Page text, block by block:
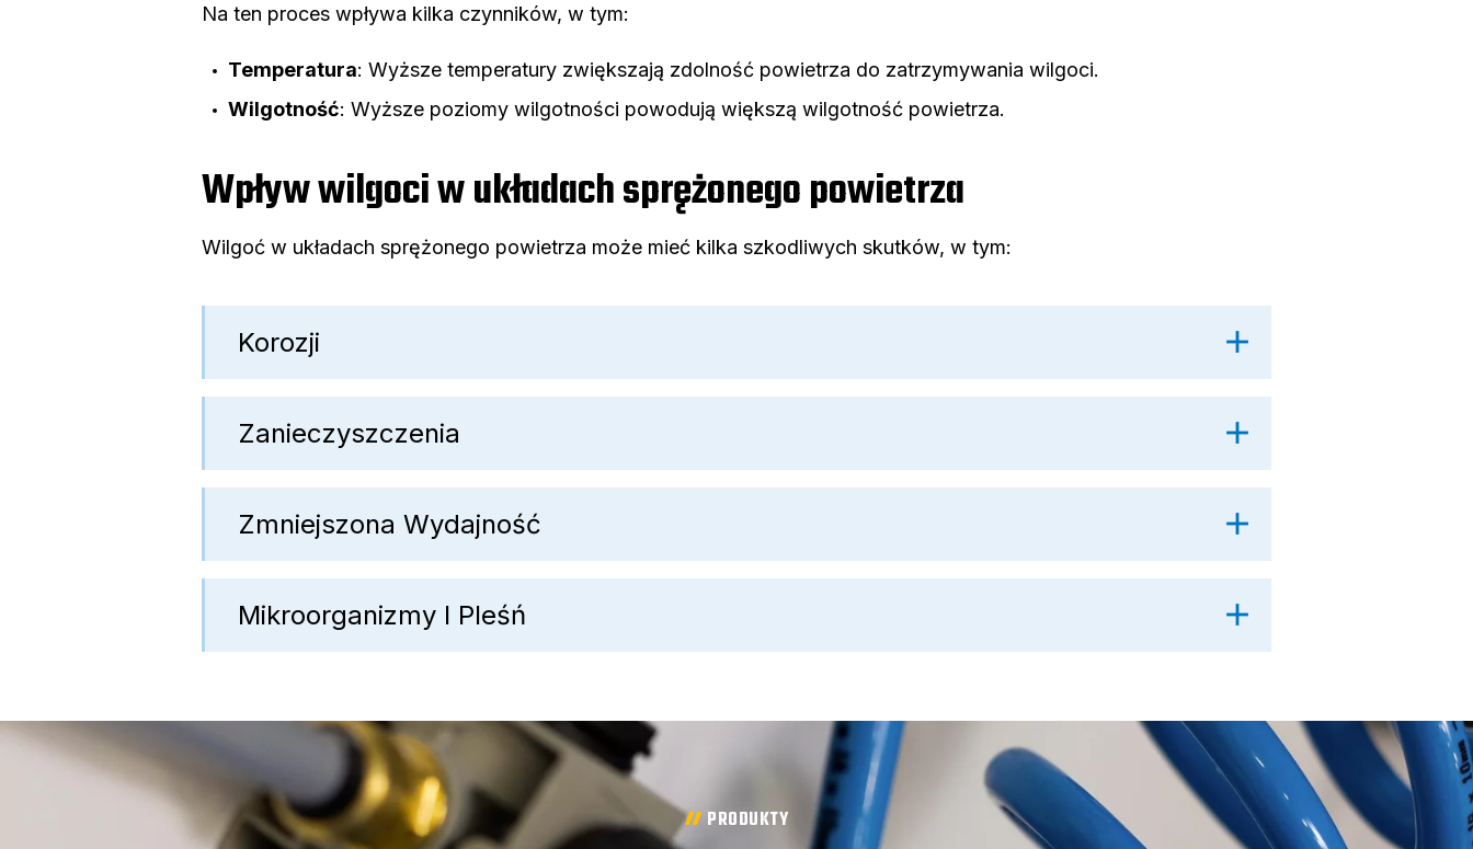
Na ten proces wpływa kilka czynników, w tym:
Temperatura: Wyższe temperatury zwiększają zdolność powietrza do zatrzymywania wilgoci.
Wilgotność: Wyższe poziomy wilgotności powodują większą wilgotność powietrza.
Wpływ wilgoci w układach sprężonego powietrza
Wilgoć w układach sprężonego powietrza może mieć kilka szkodliwych skutków, w tym:
Korozji
Zanieczyszczenia
Zmniejszona Wydajność
Mikroorganizmy I Pleśń
PRODUKTY